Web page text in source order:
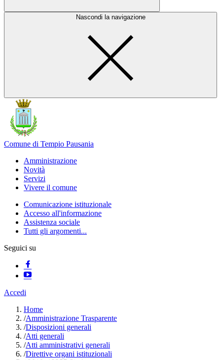
Nascondi la navigazione
Comune di Tempio Pausania
Amministrazione
Novità
Servizi
Vivere il comune
Comunicazione istituzionale
Accesso all'informazione
Assistenza sociale
Tutti gli argomenti...
Seguici su
Accedi
Home
/Amministrazione Trasparente
/Disposizioni generali
/Atti generali
/Atti amministrativi generali
/Direttive organi istituzionali